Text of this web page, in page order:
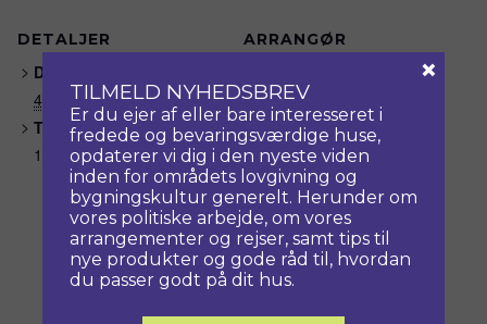
DETALJER
Dato:
4. december, 2016
Tidspunkt:
10:00 - 16:00
ARRANGØR
Telefon
9753 8565
E-mail
oerslev-kloster@mail.dk
Se Arrangør hjemmeside
TILMELD NYHEDSBREV
Er du ejer af eller bare interesseret i
fredede og bevaringsværdige huse,
opdaterer vi dig i den nyeste viden
inden for områdets lovgivning og
bygningskultur generelt. Herunder om
vores politiske arbejde, om vores
arrangementer og rejser, samt tips til
nye produkter og gode råd til, hvordan
du passer godt på dit hus.
×